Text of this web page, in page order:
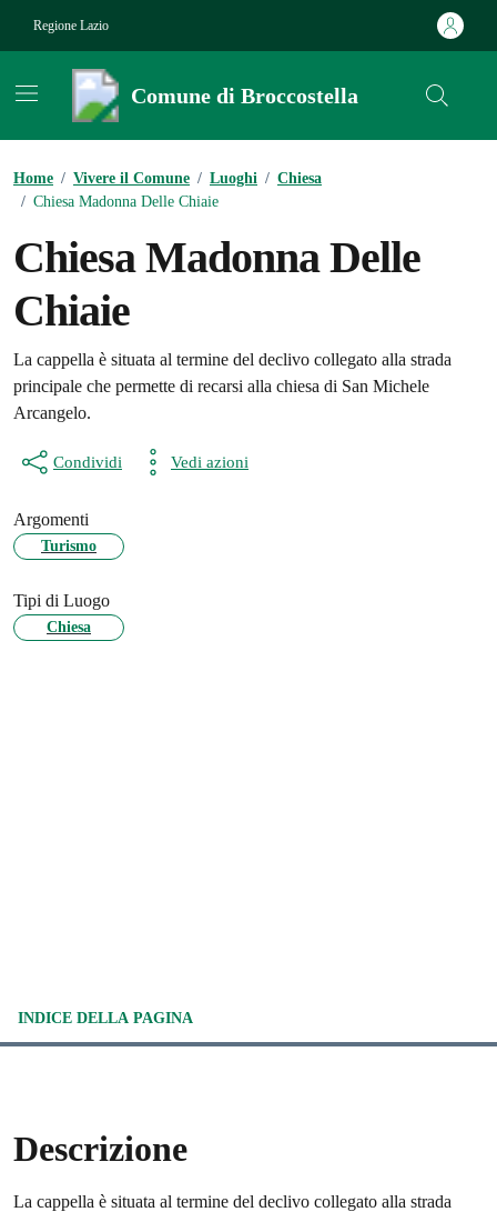
Regione Lazio
Comune di Broccostella
Home / Vivere il Comune / Luoghi / Chiesa
/ Chiesa Madonna Delle Chiaie
Chiesa Madonna Delle
Chiaie
La cappella è situata al termine del declivo collegato alla strada
principale che permette di recarsi alla chiesa di San Michele
Arcangelo.
Condividi Vedi azioni
Argomenti
Turismo
Tipi di Luogo
Chiesa
INDICE DELLA PAGINA
Descrizione
La cappella è situata al termine del declivo collegato alla strada